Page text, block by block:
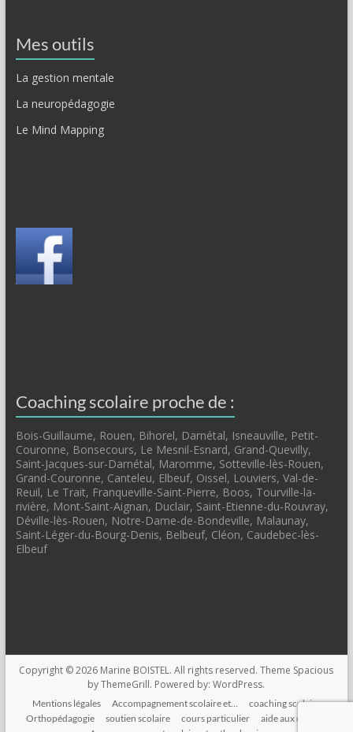
Mes outils
La gestion mentale
La neuropédagogie
Le Mind Mapping
Coaching scolaire proche de :
Bois-Guillaume, Rouen, Bihorel, Darnétal, Isneauville, Petit-
Couronne, Bonsecours, Le Mesnil-Esnard, Grand-Quevilly,
Saint-Jacques-sur-Darnétal, Maromme, Sotteville-lès-Rouen,
Grand-Couronne, Canteleu, Elbeuf, Oissel, Louviers, Val-de-
Reuil, Le Trait, Franqueville-Saint-Pierre, Boos, Tourville-la-
rivière, Mont-Saint-Aignan, Duclair, Saint-Etienne-du-Rouvray,
Déville-lès-Rouen, Notre-Dame-de-Bondeville, Malaunay,
Saint-Léger-du-Bourg-Denis, Belbeuf, Cléon, Caudebec-lès-
Elbeuf
Copyright © 2026 Marine BOISTEL. All rights reserved. Theme Spacious
by ThemeGrill. Powered by:WordPress.
Mentions légales Accompagnement scolaire et…
coaching scolaire
Orthopédagogie
soutien scolaire cours particulier
aide aux devoirs